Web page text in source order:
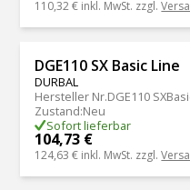
110,32 € inkl. MwSt. zzgl.
DGE110 SX Basic Line
DURBAL
Hersteller Nr.DGE110
Zustand:Neu
Sofort lieferbar
104,73 €
124,63 € inkl. MwSt. zzgl.